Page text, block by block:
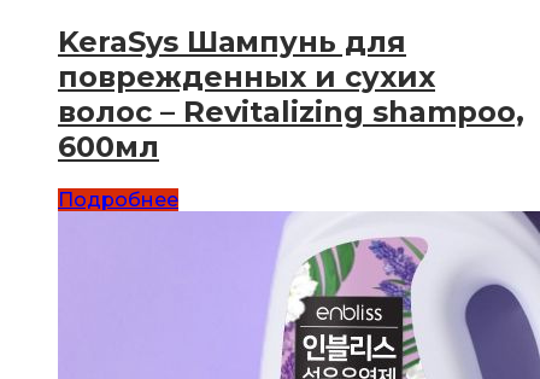
KeraSys Шампунь для
поврежденных и сухих
волос – Revitalizing shampoo,
600мл
Подробнее